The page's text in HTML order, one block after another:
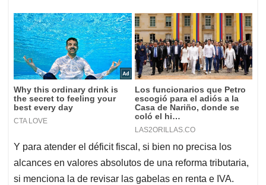
Y para atender el déficit fiscal, si bien no precisa los
alcances en valores absolutos de una reforma tributaria,
si menciona la de revisar las gabelas en renta e IVA.